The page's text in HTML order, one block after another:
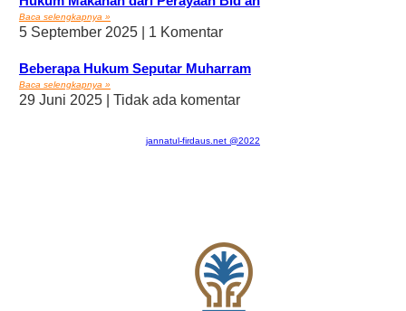
Baca selengkapnya »
5 September 2025 1 Komentar
Beberapa Hukum Seputar Muharram
Baca selengkapnya »
29 Juni 2025 Tidak ada komentar
jannatul-firdaus.net @2022